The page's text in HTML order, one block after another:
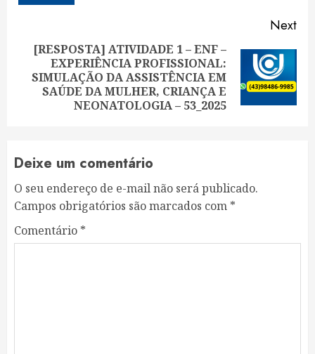
Next
Next
post:
[RESPOSTA] ATIVIDADE 1 – ENF –
EXPERIÊNCIA PROFISSIONAL:
SIMULAÇÃO DA ASSISTÊNCIA EM
SAÚDE DA MULHER, CRIANÇA E
NEONATOLOGIA – 53_2025
Deixe um comentário
O seu endereço de e-mail não será publicado.
Campos obrigatórios são marcados com *
Comentário *